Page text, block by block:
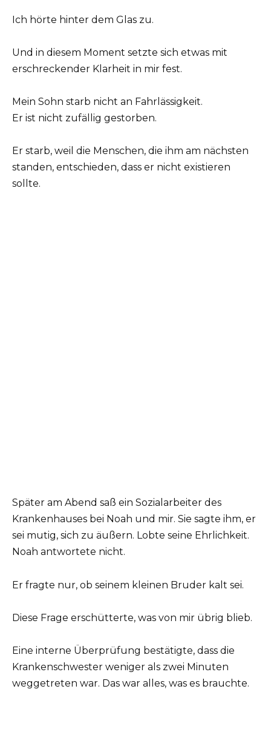
Ich hörte hinter dem Glas zu.
Und in diesem Moment setzte sich etwas mit
erschreckender Klarheit in mir fest.
Mein Sohn starb nicht an Fahrlässigkeit.
Er ist nicht zufällig gestorben.
Er starb, weil die Menschen, die ihm am nächsten
standen, entschieden, dass er nicht existieren
sollte.
Später am Abend saß ein Sozialarbeiter des
Krankenhauses bei Noah und mir. Sie sagte ihm, er
sei mutig, sich zu äußern. Lobte seine Ehrlichkeit.
Noah antwortete nicht.
Er fragte nur, ob seinem kleinen Bruder kalt sei.
Diese Frage erschütterte, was von mir übrig blieb.
Eine interne Überprüfung bestätigte, dass die
Krankenschwester weniger als zwei Minuten
weggetreten war. Das war alles, was es brauchte.